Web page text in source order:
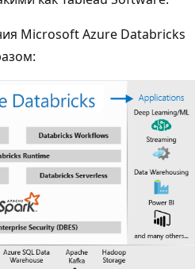
Microsoft Azure Databricks